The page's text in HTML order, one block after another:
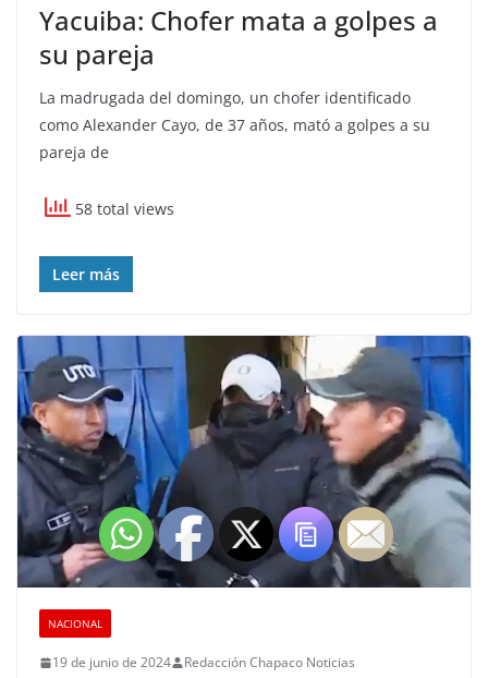
Yacuiba: Chofer mata a golpes a
su pareja
La madrugada del domingo, un chofer identificado
como Alexander Cayo, de 37 años, mató a golpes a su
pareja de
58 total views
Leer más
NACIONAL
19 de junio de 2024 Redacción Chapaco Noticias